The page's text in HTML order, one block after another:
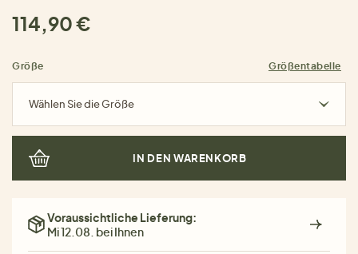
114,90 €
Größe Größentabelle
Wählen Sie die Größe
IN DEN WARENKORB
Voraussichtliche Lieferung:
Mi 12.08. bei Ihnen